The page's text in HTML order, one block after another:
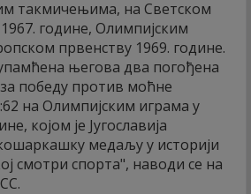
такмичењима, на Светском
године, Олимпијским
првенству 1969. године.
његова два погођена
победу против моћне
на Олимпијским играма у
којом је Југославија
медаљу у историји
смотри спорта", наводи се на